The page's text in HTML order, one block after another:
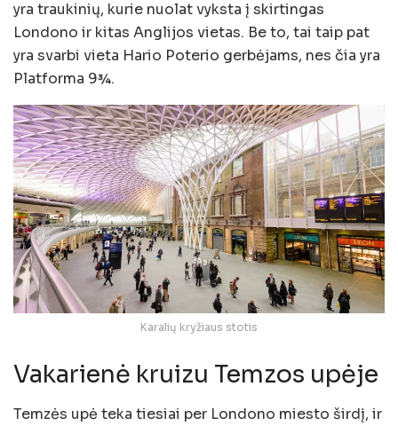
yra traukinių, kurie nuolat vyksta į skirtingas
Londono ir kitas Anglijos vietas. Be to, tai taip pat
yra svarbi vieta Hario Poterio gerbėjams, nes čia yra
Platforma 9¾.
Karalių kryžiaus stotis
Vakarienė kruizu Temzos upėje
Temzės upė teka tiesiai per Londono miesto širdį, ir